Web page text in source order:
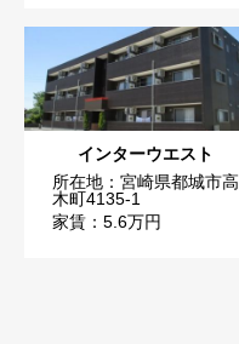
インターウエスト
所在地：宮崎県都城市高
木町4135-1
家賃：5.6万円